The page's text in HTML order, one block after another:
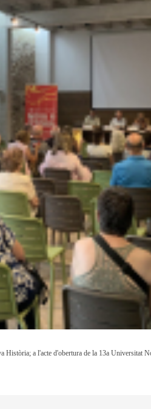
a l'acte d'obertura de la 13a Universitat